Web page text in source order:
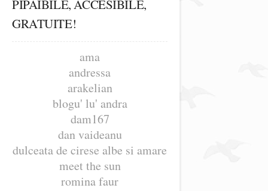
PIPAIBILE, ACCESIBILE,
GRATUITE!
ama
andressa
arakelian
blogu' lu' andra
dam167
dan vaideanu
dulceata de cirese albe si amare
meet the sun
romina faur